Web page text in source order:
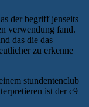
der begriff jenseits
verwendung fand.
das die das
zu erkenne
stundentenclub
ist der c9